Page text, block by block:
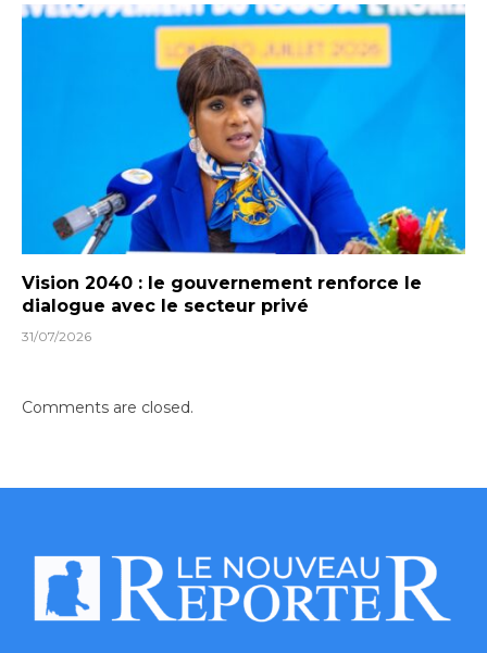
Vision 2040 : le gouvernement renforce le
dialogue avec le secteur privé
31/07/2026
Comments are closed.